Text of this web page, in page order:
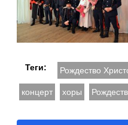
Теги: Рождество
концерт хоры